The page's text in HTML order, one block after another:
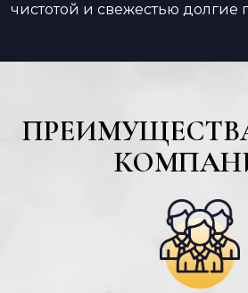
чистотой и свежестью долгие